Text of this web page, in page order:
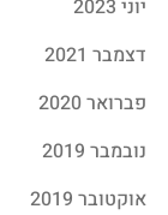
יוני 2023
דצמבר 2021
פברואר 2020
נובמבר 2019
אוקטובר 2019